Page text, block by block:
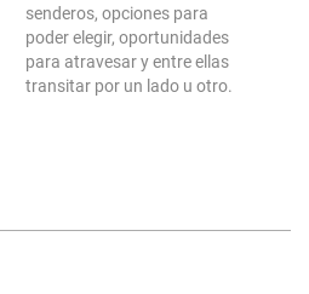
senderos, opciones para
poder elegir, oportunidades
para atravesar y entre ellas
transitar por un lado u otro.
alcanzar o algún que otro